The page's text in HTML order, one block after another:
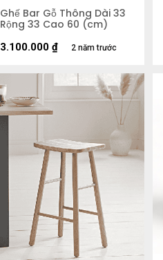
Ghế Bar Gỗ Thông Dài 33
Rộng 33 Cao 60 (cm)
2 năm trước
3.100.000 ₫